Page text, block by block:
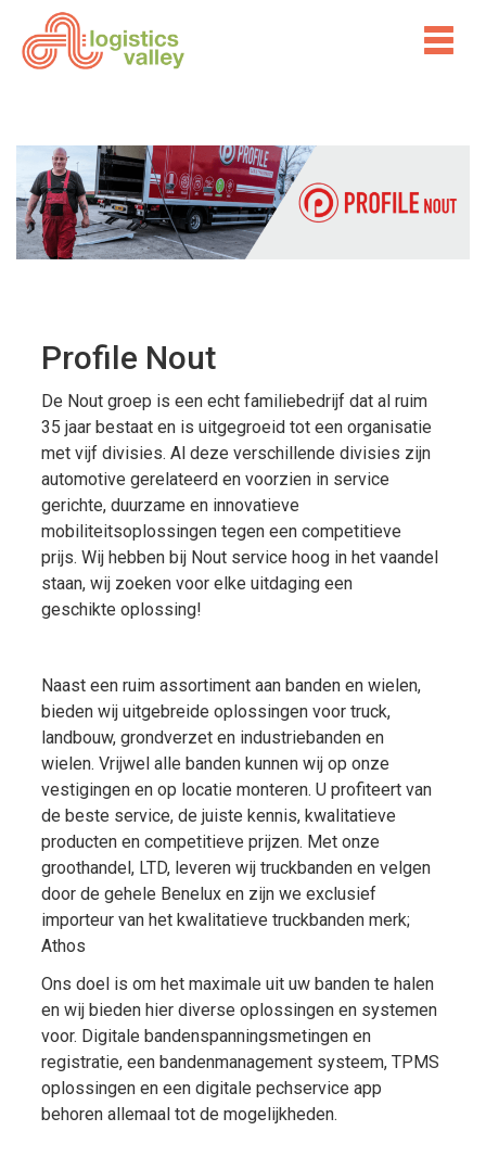
Profile Nout
De Nout groep is een echt familiebedrijf dat al ruim
35 jaar bestaat en is uitgegroeid tot een organisatie
met vijf divisies. Al deze verschillende divisies zijn
automotive gerelateerd en voorzien in service
gerichte, duurzame en innovatieve
mobiliteitsoplossingen tegen een competitieve
prijs. Wij hebben bij Nout service hoog in het vaandel
staan, wij zoeken voor elke uitdaging een
geschikte oplossing!
Naast een ruim assortiment aan banden en wielen,
bieden wij uitgebreide oplossingen voor truck,
landbouw, grondverzet en industriebanden en
wielen. Vrijwel alle banden kunnen wij op onze
vestigingen en op locatie monteren. U profiteert van
de beste service, de juiste kennis, kwalitatieve
producten en competitieve prijzen. Met onze
groothandel, LTD, leveren wij truckbanden en velgen
door de gehele Benelux en zijn we exclusief
importeur van het kwalitatieve truckbanden merk;
Athos
Ons doel is om het maximale uit uw banden te halen
en wij bieden hier diverse oplossingen en systemen
voor. Digitale bandenspanningsmetingen en
registratie, een bandenmanagement systeem, TPMS
oplossingen en een digitale pechservice app
behoren allemaal tot de mogelijkheden.